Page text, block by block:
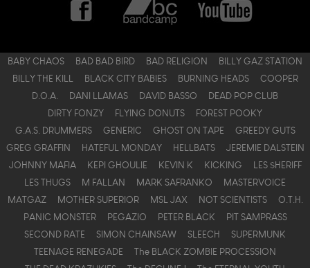
BABY CHAOS BAD BAD BIRD BAD RELIGION
BILLY GAZ STATION
BILLY THE KILL
BLACK CITY BABIES BURNING HEADS
COOPER
D.O.A.
DANI LLAMAS DAVID BASSO
DEAD POP CLUB
DIRTY FONZY
FLYING DONUTS
FOREST POOKY
G.A.S. DRUMMERS
GENERIC GHOST ON TAPE
GREEDY GUTS
GREG GRAFFIN
HATEFUL MONDAY HELLBATS
JEREMIE DALSTEIN
JOHNNY MAFIA
KEPI GHOULIE KEVIN K KICKING
LES $HERIFF
LES THUGS
M FALLAN MARK SAFRANKO
MASTERVOICE
MATGAZ
MOTHER SUPERIOR MSL JAX NOT SCIENTISTS
O.T.H.
PANIC MONSTER
PEGAZIO PETER BLACK
PIT SAMPRASS
SECOND RATE
SIMON CHAINSAW SLEECH
SUPERMUNK
TEENAGE RENEGADE
The BLACK ZOMBIE PROCESSION